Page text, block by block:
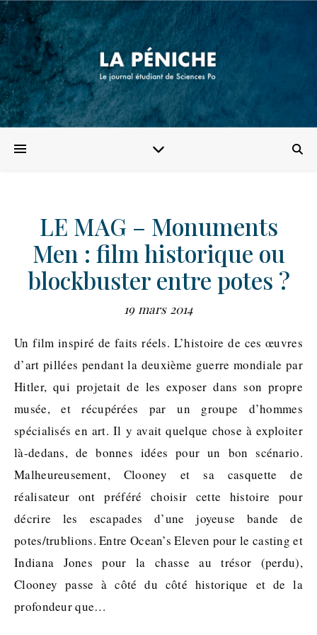
LE MAG – Monuments
Men : film historique ou
blockbuster entre potes ?
19 mars 2014
Un film inspiré de faits réels. L’histoire de ces œuvres
d’art pillées pendant la deuxième guerre mondiale par
Hitler, qui projetait de les exposer dans son propre
musée, et récupérées par un groupe d’hommes
spécialisés en art. Il y avait quelque chose à exploiter
là-dedans, de bonnes idées pour un bon scénario.
Malheureusement, Clooney et sa casquette de
réalisateur ont préféré choisir cette histoire pour
décrire les escapades d’une joyeuse bande de
potes/trublions. Entre Ocean’s Eleven pour le casting et
Indiana Jones pour la chasse au trésor (perdu),
Clooney passe à côté du côté historique et de la
profondeur que…